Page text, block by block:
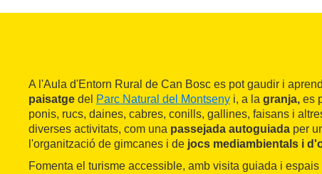
A l'Aula d'Entorn Rural de Can Bosc es pot gaudir i
paisatge del Parc Natural del Montseny i, a la granja, es
ponis, rucs, daines, cabres, conills, gallines, faisans i
diverses activitats, com una passejada autoguiada per
l'organització de gimcanes i de jocs mediambientals i
Fomenta el turisme accessible, amb visita guiada i espais